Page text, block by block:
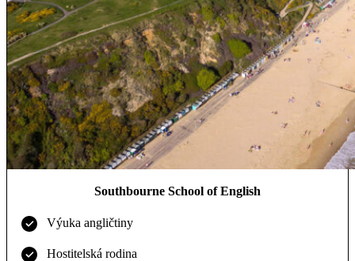
Southbourne School of English
Výuka angličtiny
Hostitelská rodina